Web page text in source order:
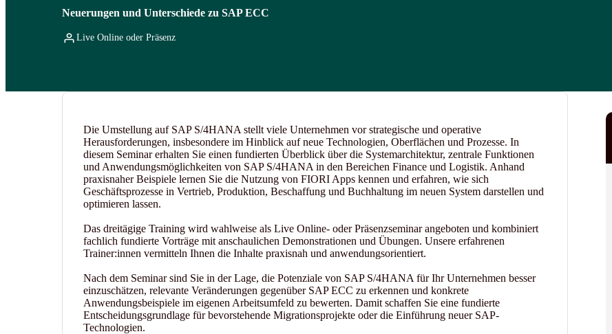
Neuerungen und Unterschiede zu SAP ECC
Live Online oder Präsenz
Die Umstellung auf SAP S/4HANA stellt viele Unternehmen vor strategische und operative
Herausforderungen, insbesondere im Hinblick auf neue Technologien, Oberflächen und Prozesse. In
diesem Seminar erhalten Sie einen fundierten Überblick über die Systemarchitektur, zentrale Funktionen
und Anwendungsmöglichkeiten von SAP S/4HANA in den Bereichen Finance und Logistik. Anhand
praxisnaher Beispiele lernen Sie die Nutzung von FIORI Apps kennen und erfahren, wie sich
Geschäftsprozesse in Vertrieb, Produktion, Beschaffung und Buchhaltung im neuen System darstellen und
optimieren lassen.
Das dreitägige Training wird wahlweise als Live Online- oder Präsenzseminar angeboten und kombiniert
fachlich fundierte Vorträge mit anschaulichen Demonstrationen und Übungen. Unsere erfahrenen
Trainer:innen vermitteln Ihnen die Inhalte praxisnah und anwendungsorientiert.
Nach dem Seminar sind Sie in der Lage, die Potenziale von SAP S/4HANA für Ihr Unternehmen besser
einzuschätzen, relevante Veränderungen gegenüber SAP ECC zu erkennen und konkrete
Anwendungsbeispiele im eigenen Arbeitsumfeld zu bewerten. Damit schaffen Sie eine fundierte
Entscheidungsgrundlage für bevorstehende Migrationsprojekte oder die Einführung neuer SAP-
Technologien.